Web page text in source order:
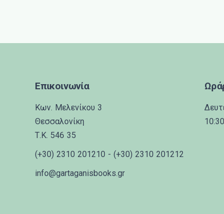
Επικοινωνία
Κων. Μελενίκου 3
Θεσσαλονίκη
Τ.Κ. 546 35
(+30) 2310 201210 - (+30) 2310 201212
info@gartaganisbooks.gr